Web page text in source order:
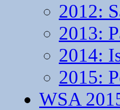
2012:
2013:
2014:
2015:
WSA